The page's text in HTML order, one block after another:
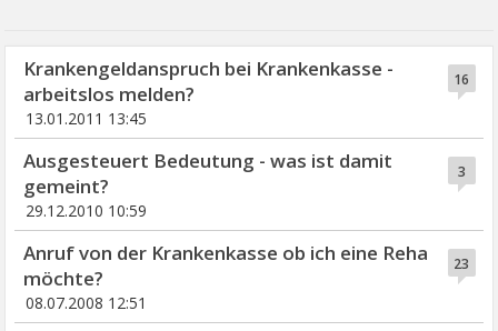
16
Krankengeldanspruch bei Krankenkasse -
arbeitslos melden?
13.01.2011 13:45
3
Ausgesteuert Bedeutung - was ist damit
gemeint?
29.12.2010 10:59
23
Anruf von der Krankenkasse ob ich eine Reha
möchte?
08.07.2008 12:51